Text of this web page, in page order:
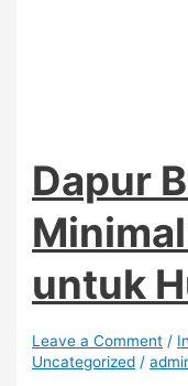
Dapur
untuk
Leave a Comment /
Uncategorized /